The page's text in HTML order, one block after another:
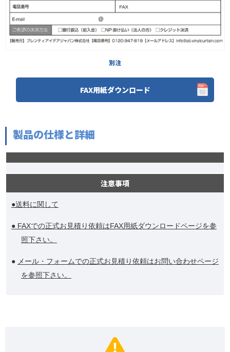
別注
FAX用紙ダウンロード
製品の仕様と詳細
注意事項
●送料に関して
● FAXでの正式お見積り依頼はFAX用紙ダウンロードページを参
照下さい。
● メール・フォームでの正式お見積り依頼はお問い合わせページ
を参照下さい。